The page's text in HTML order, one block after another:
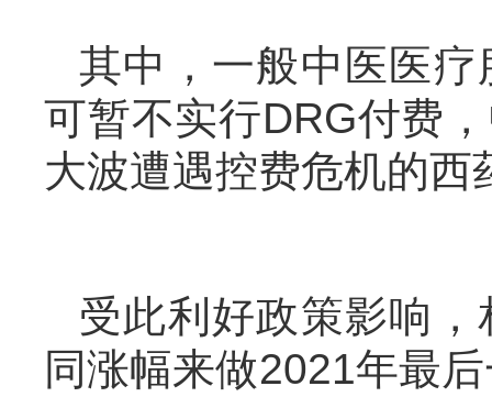
其中，一般中医医
可暂不实行DRG付费
大波遭遇控费危机的西
受此利好政策影响
同涨幅来做2021年最